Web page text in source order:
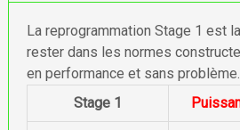
La reprogrammation Stage 1 est
rester dans les normes
en performance et sans problème.
Stage 1